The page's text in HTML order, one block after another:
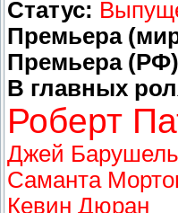
Статус:
Премьера
Премьера
В главных
Роберт
Джей Барушель
Саманта
Кевин Дюран